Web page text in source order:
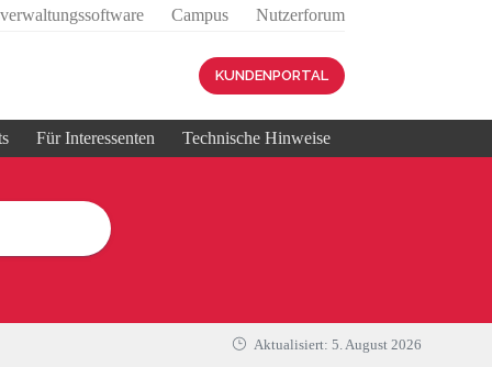
Campus Nutzerforum
KUNDENPORTAL
Für Interessenten Technische Hinweise
Aktualisiert: 5. August 2026